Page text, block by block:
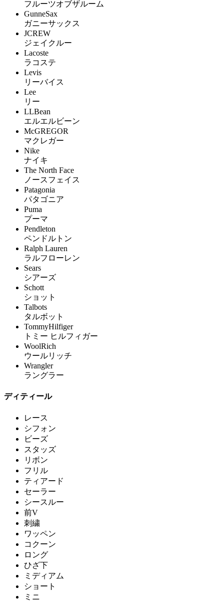
フルーツオブザルーム
GunneSax
ガニーサックス
JCREW
ジェイクルー
Lacoste
ラコステ
Levis
リーバイス
Lee
リー
LLBean
エルエルビーン
McGREGOR
マクレガー
Nike
ナイキ
The North Face
ノースフェイス
Patagonia
パタゴニア
Puma
プーマ
Pendleton
ペンドルトン
Ralph Lauren
ラルフローレン
Sears
シアーズ
Schott
ショット
Talbots
タルボット
TommyHilfiger
トミー ヒルフィガー
WoolRich
ウールリッチ
Wrangler
ラングラー
ディティール
レース
シフォン
ビーズ
スタッズ
リボン
フリル
ティアード
セーラー
シースルー
前V
刺繍
ワッペン
コクーン
ロング
ひざ下
ミディアム
ショート
ミニ